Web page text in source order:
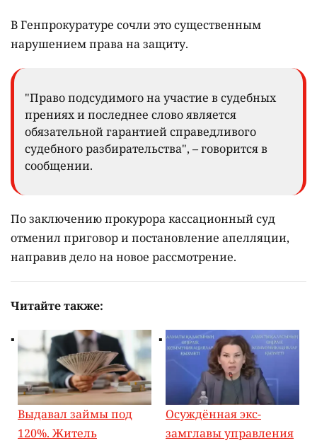
В Генпрокуратуре сочли это существенным
нарушением права на защиту.
"Право подсудимого на участие в судебных
прениях и последнее слово является
обязательной гарантией справедливого
судебного разбирательства", – говорится в
сообщении.
По заключению прокурора кассационный суд
отменил приговор и постановление апелляции,
направив дело на новое рассмотрение.
Читайте также:
Выдавал займы под
120%. Житель
Осуждённая экс-
замглавы управления